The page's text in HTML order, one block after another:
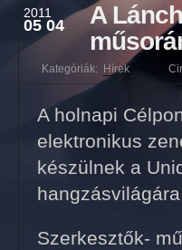
2011
05 04
A
Kategóriák: Hírek
A holnapi
elektronikus
készülnek a
Szerkesztők-